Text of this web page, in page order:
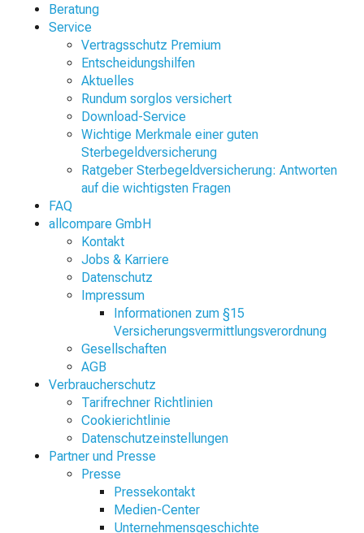
Beratung
Service
Vertragsschutz Premium
Entscheidungshilfen
Aktuelles
Rundum sorglos versichert
Download-Service
Wichtige Merkmale einer guten
Sterbegeldversicherung
Ratgeber Sterbegeldversicherung: Antworten
auf die wichtigsten Fragen
FAQ
allcompare GmbH
Kontakt
Jobs & Karriere
Datenschutz
Impressum
Informationen zum §15
Versicherungsvermittlungsverordnung
Gesellschaften
AGB
Verbraucherschutz
Tarifrechner Richtlinien
Cookierichtlinie
Datenschutzeinstellungen
Partner und Presse
Presse
Pressekontakt
Medien-Center
Unternehmensgeschichte